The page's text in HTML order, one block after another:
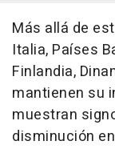
Más allá de
Italia, Países
Finlandia,
mantienen su
muestran
disminución